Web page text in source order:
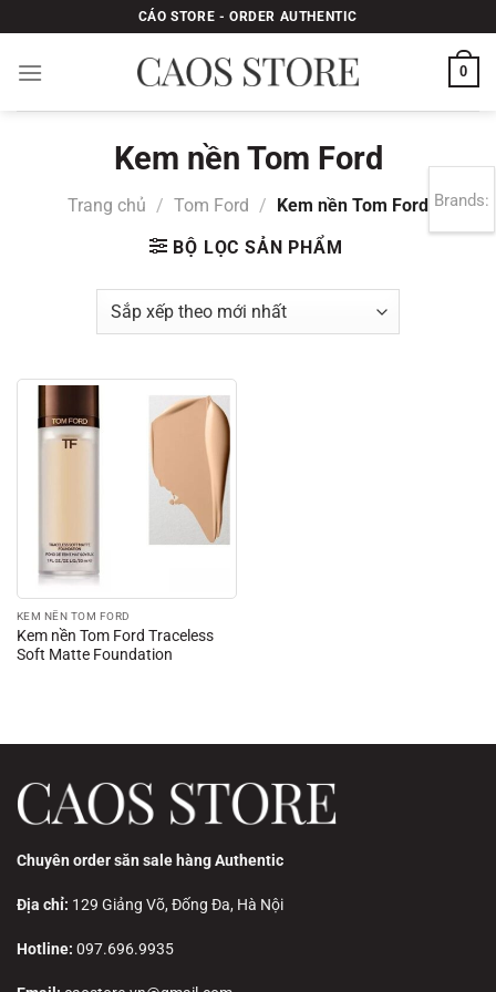
qua
nội
CÁO STORE - ORDER AUTHENTIC
0
Kem nền Tom Ford
Trang chủ / Tom Ford /
Kem nền Tom Ford
BỘ LỌC SẢN PHẨM
KEM NỀN TOM FORD
Kem nền Tom Ford Traceless
Soft Matte Foundation
Chuyên order săn sale hàng Authentic
Địa chỉ: 129 Giảng Võ, Đống Đa, Hà Nội
Hotline: 097.696.9935
Brands: